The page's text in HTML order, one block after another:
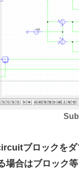
ブロックを
場合はブロック